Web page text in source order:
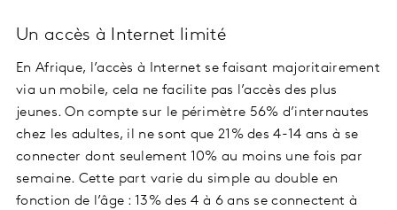
Un accès à Internet limité
En Afrique, l’accès à Internet se faisant majoritairement
via un mobile, cela ne facilite pas l’accès des plus
jeunes. On compte sur le périmètre 56% d’internautes
chez les adultes, il ne sont que 21% des 4-14 ans à se
connecter dont seulement 10% au moins une fois par
semaine. Cette part varie du simple au double en
fonction de l’âge : 13% des 4 à 6 ans se connectent à